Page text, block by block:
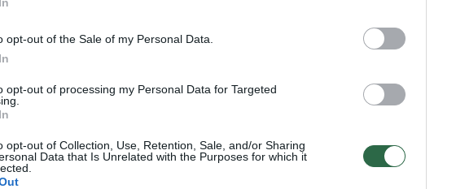
opt-out of the Sale of my Personal Data.
opt-out of processing my Personal Data for Targeted
opt-out of Collection, Use, Retention, Sale, and/or Sharing
Data that Is Unrelated with the Purposes for which it
sumanyta pasiūlyti vienam iš
Burbonui vesti karaliaus Karolio IX
ta proga sukviestas įtakingiausias
Apkaltinus hugenotus sąmokslu prieš
prasidėjo po karališkosios
3 dienas – rugpjūčio 23, 24 ir
buvo išžudyta apie 3 tūkstančiai
nužudyta dar apie 20 tūkstančių.